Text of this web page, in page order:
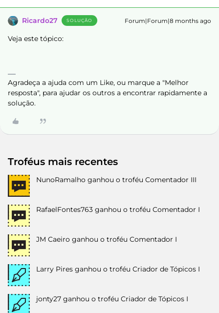
Ricardo27 SOLUÇÃO Forum|Forum|8 months ago
Veja este tópico:
Agradeça a ajuda com um Like, ou marque a "Melhor
resposta", para ajudar os outros a encontrar rapidamente a
solução.
Troféus mais recentes
NunoRamalho ganhou o troféu Comentador III
RafaelFontes763 ganhou o troféu Comentador I
JM Caeiro ganhou o troféu Comentador I
Larry Pires ganhou o troféu Criador de Tópicos I
jonty27 ganhou o troféu Criador de Tópicos I